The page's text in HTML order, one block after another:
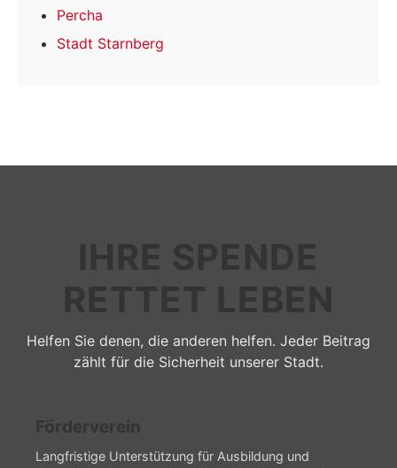
Percha
Stadt Starnberg
IHRE SPENDE
RETTET LEBEN
Helfen Sie denen, die anderen helfen. Jeder Beitrag
zählt für die Sicherheit unserer Stadt.
Förderverein
Langfristige Unterstützung für Ausbildung und